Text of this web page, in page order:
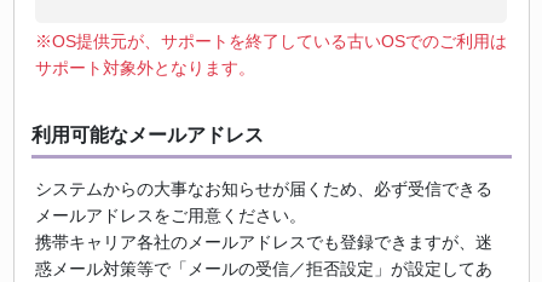
※OS提供元が、サポートを終了している古いOSでのご利用は
サポート対象外となります。
利用可能なメールアドレス
システムからの大事なお知らせが届くため、必ず受信できる
メールアドレスをご用意ください。
携帯キャリア各社のメールアドレスでも登録できますが、迷
惑メール対策等で「メールの受信／拒否設定」が設定してあ